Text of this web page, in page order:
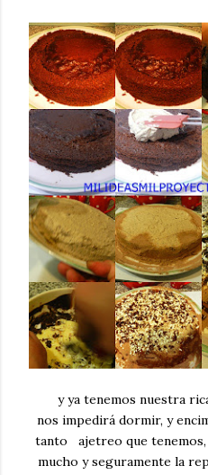
y ya tenemos nuestra
nos impedirá dormir, y
tanto ajetreo que
mucho y seguramente la